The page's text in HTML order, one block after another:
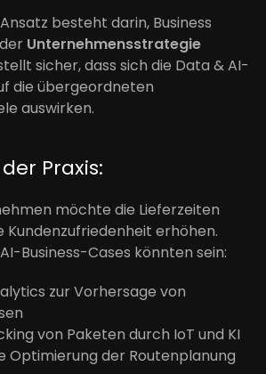
besteht darin, Business
Unternehmensstrategie
sicher, dass sich die Data & AI-
die übergeordneten
auswirken.
Praxis:
möchte die Lieferzeiten
Kundenzufriedenheit erhöhen.
Business-Cases könnten sein:
zur Vorhersage von
von Paketen durch IoT und KI
Optimierung der Routenplanung